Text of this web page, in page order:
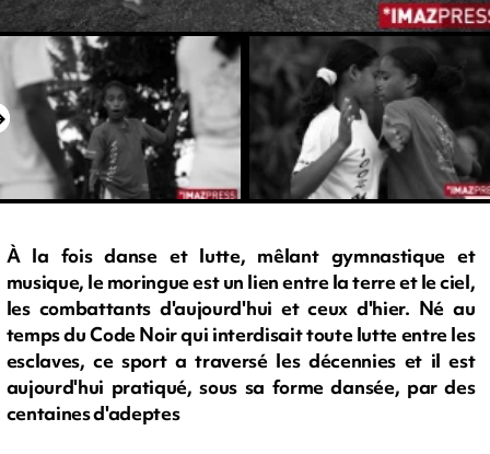
À la fois danse et lutte, mêlant gymnastique et
musique, le moringue est un lien entre la terre et le ciel,
les combattants d'aujourd'hui et ceux d'hier. Né au
temps du Code Noir qui interdisait toute lutte entre les
esclaves, ce sport a traversé les décennies et il est
aujourd'hui pratiqué, sous sa forme dansée, par des
centaines d'adeptes